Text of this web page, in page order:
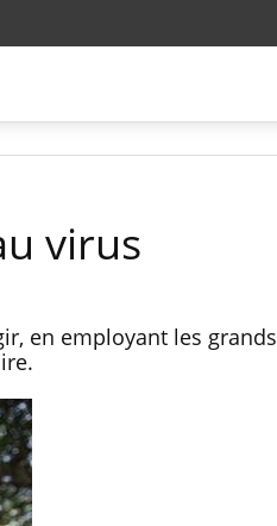
virus
en employant les grands